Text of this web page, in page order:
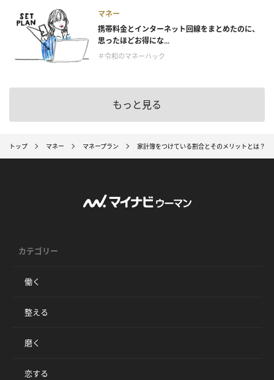
マネー
携帯料金とインターネット回線をまとめたのに、
思ったほどお得にな...
＃令和のマネーハック
もっと見る
トップ マネー マネープラン 家計簿をつけている割合とそのメリットとは？
カテゴリー
働く
整える
磨く
恋する